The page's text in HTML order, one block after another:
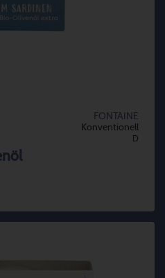
FONTAINE
Konventionell
D